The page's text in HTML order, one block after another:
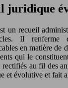
juridique
un recueil
Il renferme
en matière de
qui le
au fil des
et évolutive et fait